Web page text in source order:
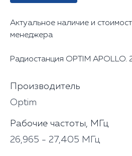
Актуальное наличие и
менеджера
Радиостанция OPTIM APOLLO.
Производитель
Optim
Рабочие частоты, МГц
26,965 - 27,405 МГц